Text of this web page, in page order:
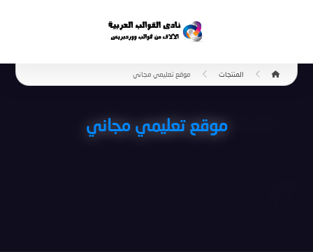
المنتجات موقع تعليمي مجاني
موقع تعليمي مجاني